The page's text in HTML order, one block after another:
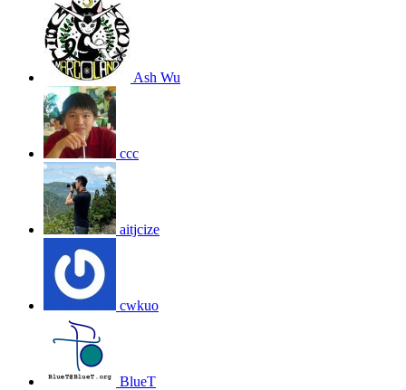
Ash Wu
ccc
aitjcize
cwkuo
BlueT